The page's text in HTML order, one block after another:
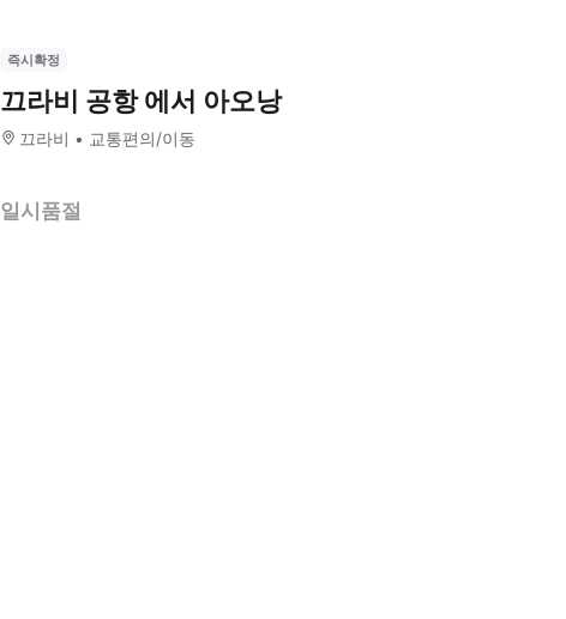
즉시확정
끄라비 공항 에서 아오낭
끄라비 교통편의/이동
일시품절